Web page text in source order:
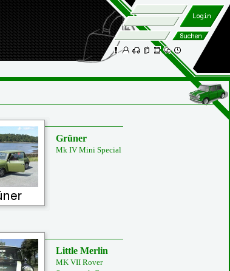
Grüner
Mk IV Mini Special
Little Merlin
MK VII Rover